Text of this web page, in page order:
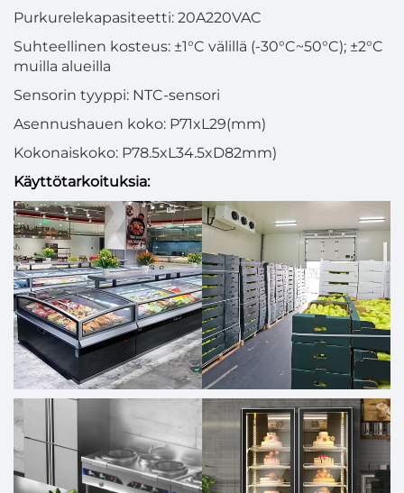
Purkurelekapasiteetti: 20A220VAC
Suhteellinen kosteus: ±1°C välillä (-30°C~50°C); ±2°C
muilla alueilla
Sensorin tyyppi: NTC-sensori
Asennushauen koko: P71xL29(mm)
Kokonaiskoko: P78.5xL34.5xD82mm)
Käyttötarkoituksia: